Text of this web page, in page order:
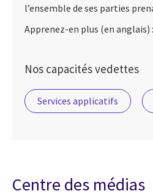
l’ensemble de ses parties
Apprenez-en plus (en anglais) :
Nos capacités vedettes
Services applicatifs
Centre des médias